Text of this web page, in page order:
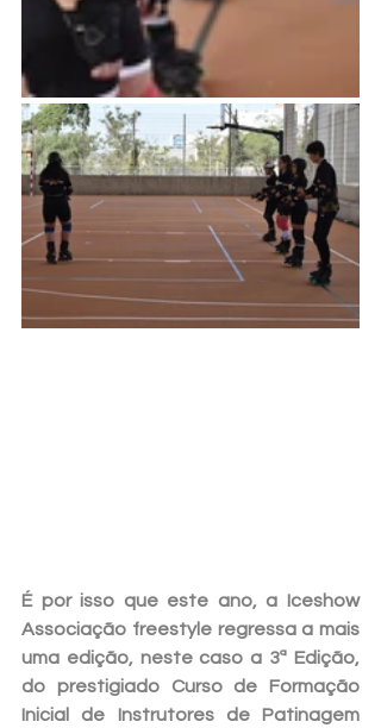
É por isso que este ano, a Iceshow
Associação freestyle regressa a mais
uma edição, neste caso a 3ª Edição,
do prestigiado Curso de Formação
Inicial de Instrutores de Patinagem